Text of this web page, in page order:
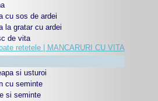
cu sos de ardei
la gratar cu ardei
de vita
retetele | MANCARURI CU VITA
si usturoi
cu seminte
si seminte